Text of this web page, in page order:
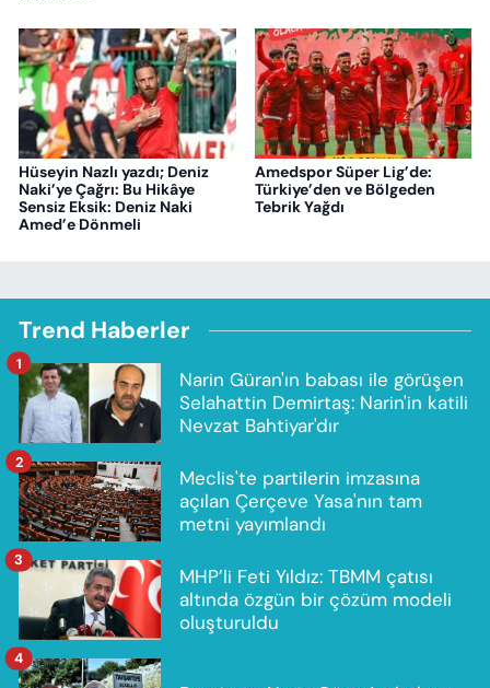
Hüseyin Nazlı yazdı; Deniz
Naki’ye Çağrı: Bu Hikâye
Sensiz Eksik: Deniz Naki
Amed’e Dönmeli
Amedspor Süper Lig’de:
Türkiye’den ve Bölgeden
Tebrik Yağdı
Trend Haberler
Narin Güran'ın babası ile görüşen
Selahattin Demirtaş: Narin'in katili
Nevzat Bahtiyar'dır
1
Meclis'te partilerin imzasına
açılan Çerçeve Yasa'nın tam
metni yayımlandı
2
MHP’li Feti Yıldız: TBMM çatısı
altında özgün bir çözüm modeli
oluşturuldu
3
4